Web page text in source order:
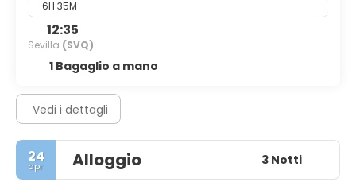
6H 35M
12:35
Sevilla (SVQ)
1 Bagaglio a mano
Vedi i dettagli
24
apr Alloggio 3 Notti